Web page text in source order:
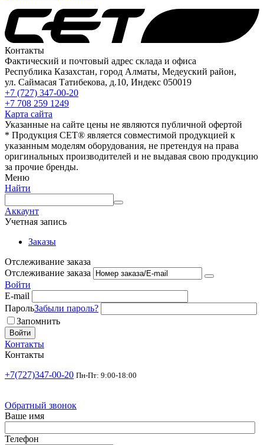
Контакты
Фактический и почтовый адрес склада и офиса
Республика Казахстан, город Алматы, Медеуский район,
ул. Саймасая Татибекова, д.10, Индекс 050019
+7 (727) 347-00-20
+7 708 259 1249
Карта сайта
Указанные на сайте цены не являются публичной офертой
* Продукция СЕТ® является совместимой продукцией к
указанным моделям оборудования, не претендуя на права
оригинальных производителей и не выдавая свою продукцию
за прочие бренды.
Меню
Найти
Аккаунт
Учетная запись
Заказы
Отслеживание заказа
Отслеживание заказа
Войти
E-mail
ПарольЗабыли пароль?
Запомнить
Войти
Контакты
Контакты
+7(727)347-00-20 Пн-Пт: 9:00-18:00
Обратный звонок
Ваше имя
Телефон